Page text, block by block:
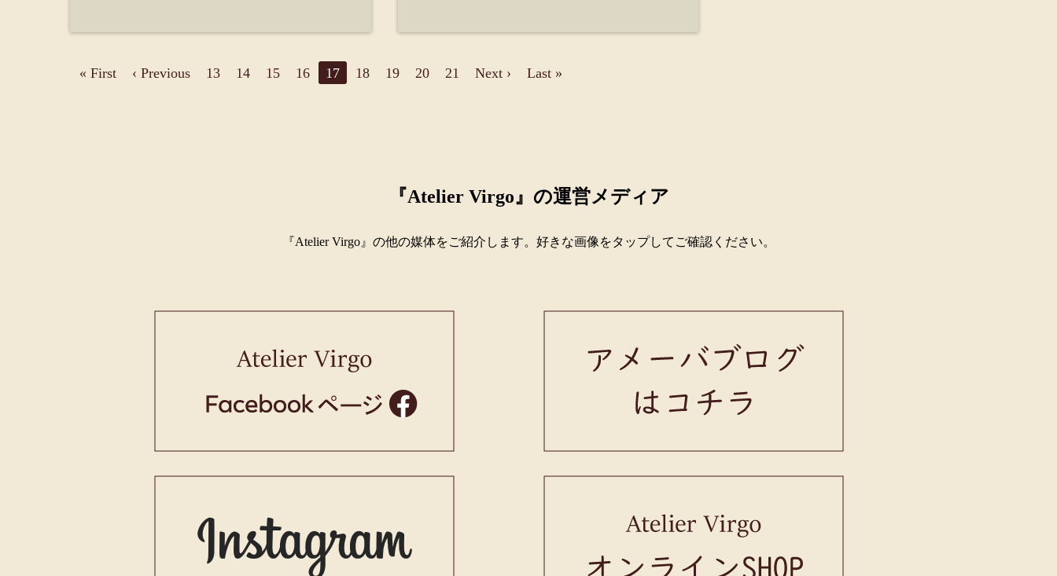
« First ‹ Previous 13 14 15 16 17 18 19 20 21 Next › Last »
『Atelier Virgo』の運営メディア
『Atelier Virgo』の他の媒体をご紹介します。好きな画像をタップしてご確認ください。